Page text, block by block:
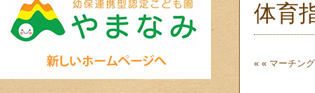
体育
« « マーチング